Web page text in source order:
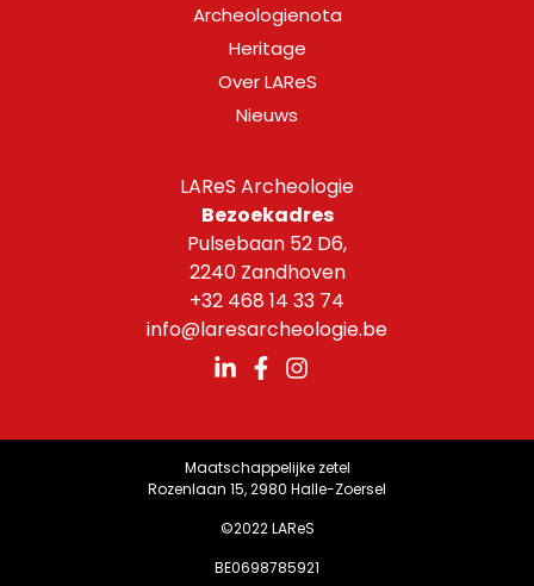
LAReS Archeologie
Bezoekadres
Pulsebaan 52 D6,
2240 Zandhoven
+32 468 14 33 74
info@laresarcheologie.be
Archeologienota
Heritage
Over LAReS
Nieuws
Maatschappelijke zetel
Rozenlaan 15, 2980 Halle-Zoersel
©2022 LAReS
BE0698785921